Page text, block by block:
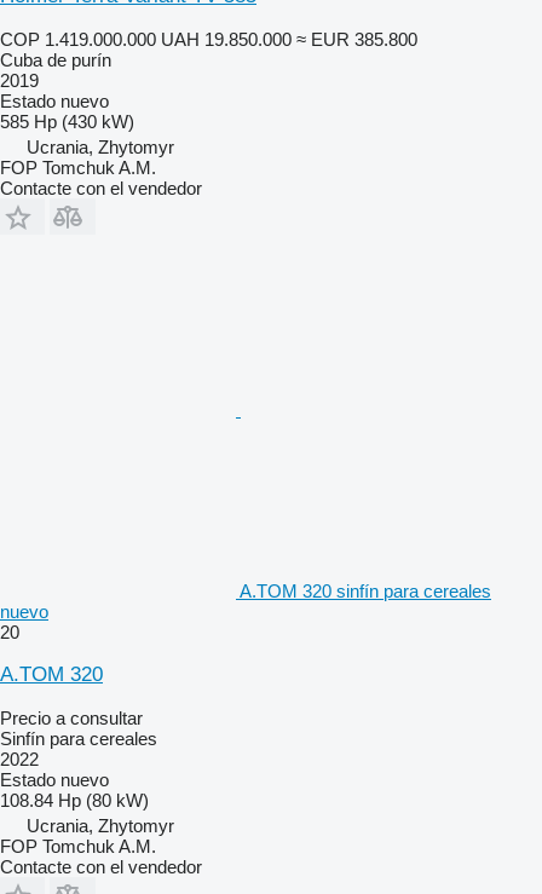
COP 1.419.000.000 UAH 19.850.000 ≈ EUR 385.800
Cuba de purín
2019
Estado nuevo
585 Hp (430 kW)
Ucrania, Zhytomyr
FOP Tomchuk A.M.
Contacte con el vendedor
A.TOM 320 sinfín para cereales
nuevo
20
A.TOM 320
Precio a consultar
Sinfín para cereales
2022
Estado nuevo
108.84 Hp (80 kW)
Ucrania, Zhytomyr
FOP Tomchuk A.M.
Contacte con el vendedor